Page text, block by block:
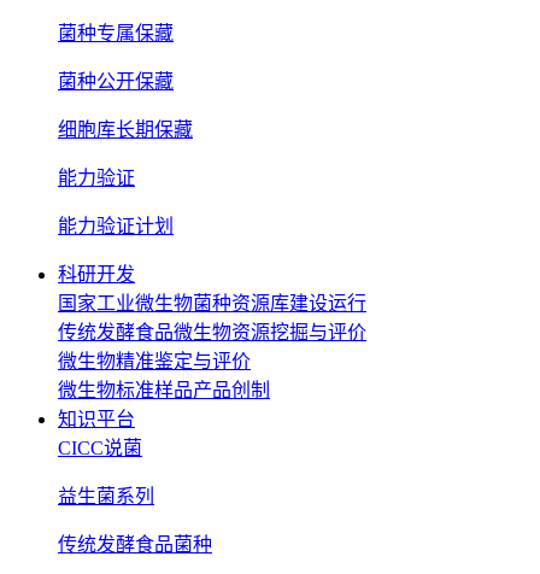
菌种专属保藏
菌种公开保藏
细胞库长期保藏
能力验证
能力验证计划
科研开发
国家工业微生物菌种资源库建设运行
传统发酵食品微生物资源挖掘与评价
微生物精准鉴定与评价
微生物标准样品产品创制
知识平台
CICC说菌
益生菌系列
传统发酵食品菌种